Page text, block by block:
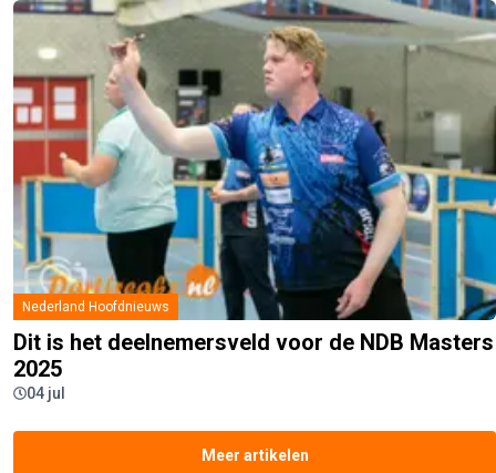
Nederland Hoofdnieuws
Dit is het deelnemersveld voor de NDB Masters
2025
04 jul
Meer artikelen